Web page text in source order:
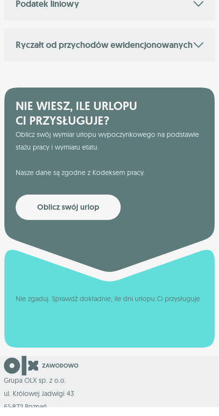
Podatek liniowy
Ryczałt od przychodów ewidencjonowanych
NIE WIESZ, ILE URLOPU
CI PRZYSŁUGUJE?
Oblicz swój wymiar urlopu wypoczynkowego na podstawie
stażu pracy i wymiaru etatu.
Nasze dane są zgodne z Kodeksem pracy.
Oblicz swój urlop
Nie zgaduj. Sprawdź dokładnie, ile dni urlopu Ci przysługuje
Grupa OLX sp. z o.o.
ul. Królowej Jadwigi 43
61-872 Poznań